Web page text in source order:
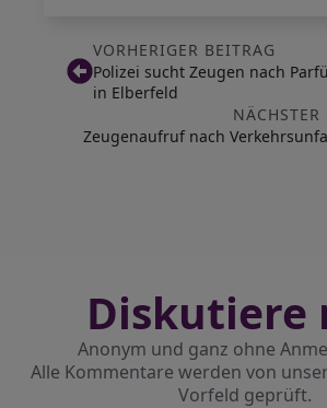
VORHERIGER BEITRAG
Polizei sucht Zeugen nach
in Elberfeld
NÄCHSTER
Zeugenaufruf nach
Diskutiere
Anonym und ganz ohne
Alle Kommentare werden von
Vorfeld geprüft.